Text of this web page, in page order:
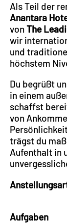
Als Teil der
Anantara
vonThe
wir
und
höchstem
Du begrüßt
in einem
schaffst
von
trägst du
Aufenthalt in
Aufgaben